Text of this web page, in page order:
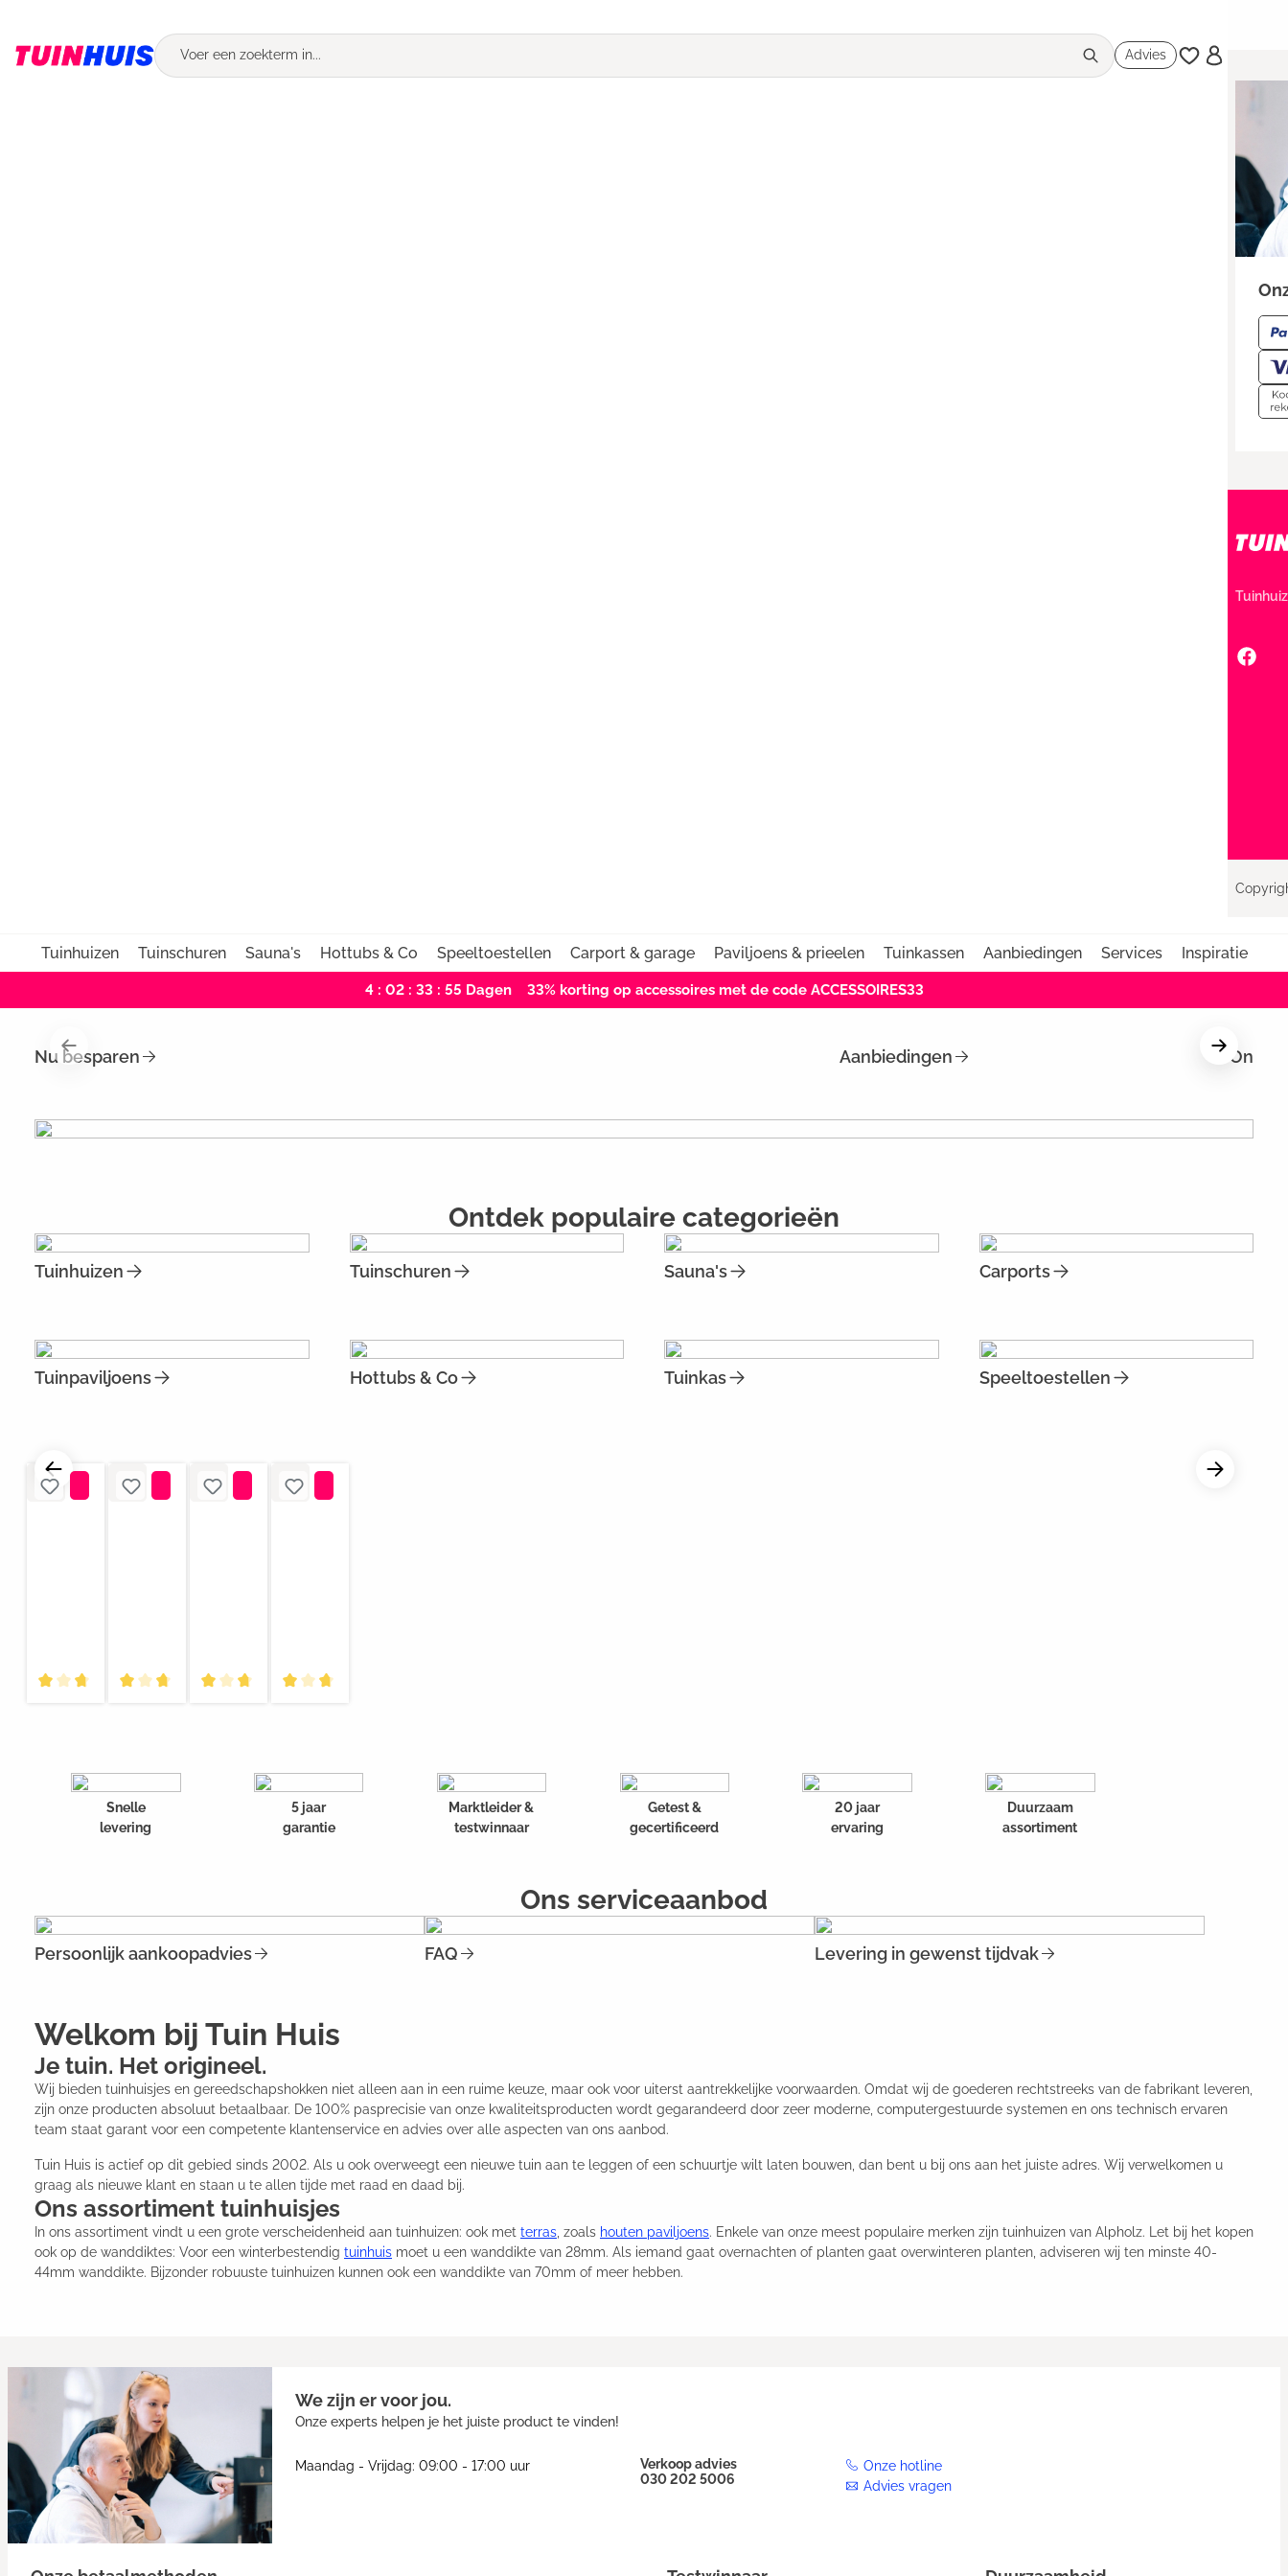
Advies
Tuinhuizen Tuinschuren Sauna's Hottubs & Co Speeltoestellen Carport & garage Paviljoens & prieelen Tuinkassen Aanbiedingen Services Inspiratie
4 : 02 : 33 : 55 Dagen 33% korting op accessoires met de code ACCESSOIRES33
Nu besparen Aanbiedingen
Ontdek populaire categorieën
Tuinhuizen Tuinschuren Sauna's Carports
Tuinpaviljoens Hottubs & Co Tuinkas Speeltoestellen
Snelle
levering
5 jaar
garantie
Marktleider &
testwinnaar
Getest &
gecertificeerd
20 jaar
ervaring
Duurzaam
assortiment
Ons serviceaanbod
Persoonlijk aankoopadvies FAQ Levering in gewenst tijdvak
Welkom bij Tuin Huis
Je tuin. Het origineel.
Wij bieden tuinhuisjes en gereedschapshokken niet alleen aan in een ruime keuze, maar ook voor uiterst aantrekkelijke voorwaarden. Omdat wij de goederen rechtstreeks van de fabrikant leveren,
zijn onze producten absoluut betaalbaar. De 100% pasprecisie van onze kwaliteitsproducten wordt gegarandeerd door zeer moderne, computergestuurde systemen en ons technisch ervaren
team staat garant voor een competente klantenservice en advies over alle aspecten van ons aanbod.
Tuin Huis is actief op dit gebied sinds 2002. Als u ook overweegt een nieuwe tuin aan te leggen of een schuurtje wilt laten bouwen, dan bent u bij ons aan het juiste adres. Wij verwelkomen u
graag als nieuwe klant en staan u te allen tijde met raad en daad bij.
Ons assortiment tuinhuisjes
In ons assortiment vindt u een grote verscheidenheid aan tuinhuizen: ook met terras , zoals houten paviljoens. Enkele van onze meest populaire merken zijn tuinhuizen van Alpholz. Let bij het kopen
ook op de wanddiktes: Voor een winterbestendig tuinhuis moet u een wanddikte van 28mm. Als iemand gaat overnachten of planten gaat overwinteren planten, adviseren wij ten minste 40-
44mm wanddikte. Bijzonder robuuste tuinhuizen kunnen ook een wanddikte van 70mm of meer hebben.
We zijn er voor jou.
Onze experts helpen je het juiste product te vinden!
Maandag - Vrijdag: 09:00 - 17:00 uur
Verkoop advies
030 202 5006
Onze hotline
Advies vragen